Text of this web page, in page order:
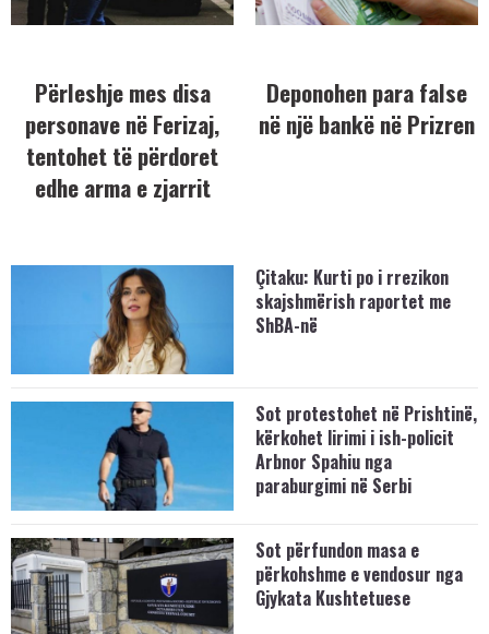
Përleshje mes disa
personave në Ferizaj,
tentohet të përdoret
edhe arma e zjarrit
Deponohen para false
në një bankë në Prizren
Çitaku: Kurti po i rrezikon
skajshmërish raportet me
ShBA-në
Sot protestohet në Prishtinë,
kërkohet lirimi i ish-policit
Arbnor Spahiu nga
paraburgimi në Serbi
Sot përfundon masa e
përkohshme e vendosur nga
Gjykata Kushtetuese